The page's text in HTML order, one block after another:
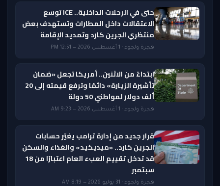
حتى في الرحلات الداخلية.. ICE توسع
الاعتقالات داخل المطارات وتستهدف بعض
منتظري الجرين كارد وتمديد الإقامة
هجرة ولجوء · 1 أغسطس 2026 — 12:51 PM
ابتداءً من الاثنين.. أمريكا تجعل «ضمان
تأشيرة الزيارة» دائمًا وترفع قيمته إلى 20
ألف دولار لمواطني 50 دولة
هجرة ولجوء · 1 أغسطس 2026 — 9:23 AM
قرار جديد من إدارة ترامب يغيّر حسابات
الجرين كارد.. «ميديكيد» والغذاء والسكن
قد تدخل تقييم العبء العام اعتبارًا من 18
سبتمبر
هجرة ولجوء · 31 يوليو 2026 — 8:19 AM